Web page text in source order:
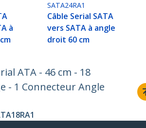
à
SATA24RA1
Câble Serial SATA
vers SATA à angle
droit 60 cm
ATA - 46 cm - 18
- 1 Connecteur Angle